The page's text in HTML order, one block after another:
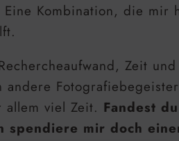
Kombination, die mir
Zeit
andere
viel Zeit. Fandest
spendiere mir doch